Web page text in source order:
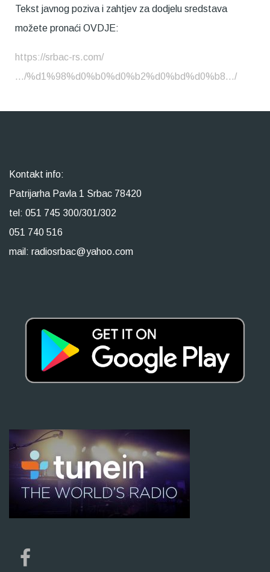
Tekst javnog poziva i zahtjev za dodjelu sredstava
možete pronaći OVDJE:
https://srbac-rs.com/
…/%d1%98%d0%b0%d0%b2%d0%bd%d0%b8…/
Kontakt info:
Patrijarha Pavla 1 Srbac 78420
tel: 051 745 300/301/302
051 740 516
mail: radiosrbac@yahoo.com